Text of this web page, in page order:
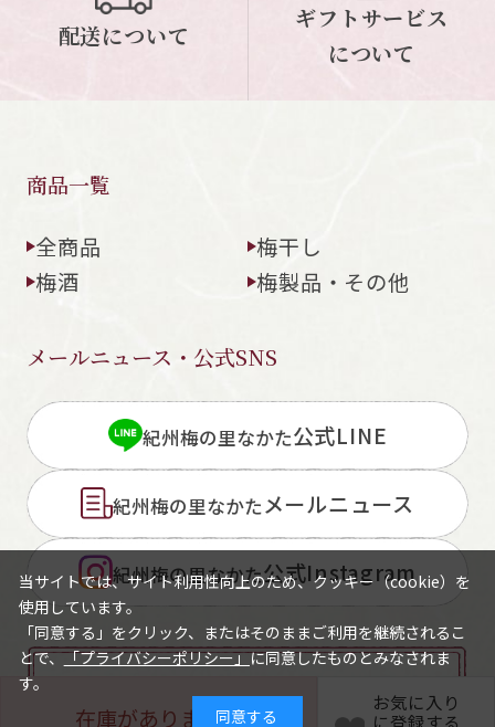
在庫がありません
お気に入り
に登録する
配送について
ギフトサービス
について
商品一覧
全商品
梅干し
梅酒
梅製品・その他
メールニュース・公式SNS
紀州梅の里なかた公式LINE
紀州梅の里なかたメールニュース
紀州梅の里なかた公式Instagram
お問い合わせ
当サイトでは、サイト利用性向上のため、クッキー（cookie）を
使用しています。
「同意する」をクリック、またはそのままご利用を継続されるこ
とで、「プライバシーポリシー」に同意したものとみなされま
す。
同意する